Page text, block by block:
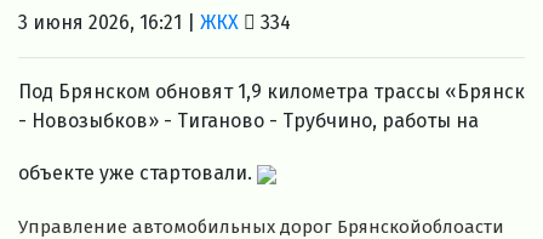
3 июня 2026, 16:21 | ЖКХ 334
Под Брянском обновят 1,9 километра трассы «Брянск
- Новозыбков» - Тиганово - Трубчино, работы на
объекте уже стартовали.
Управление автомобильных дорог Брянскойоблоасти